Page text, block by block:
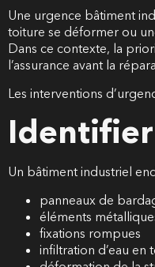
Une urgence bâtiment
toiture se déformer ou
Dans ce contexte, la
l’assurance avant la
Les interventions
Un bâtiment industriel
panneaux de
éléments
fixations rompues
infiltration d’eau en